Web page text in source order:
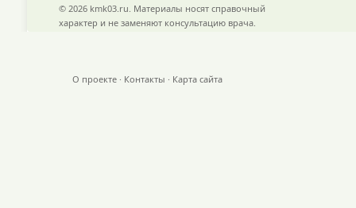
© 2026 kmk03.ru. Материалы носят справочный
характер и не заменяют консультацию врача.
О проекте · Контакты · Карта сайта